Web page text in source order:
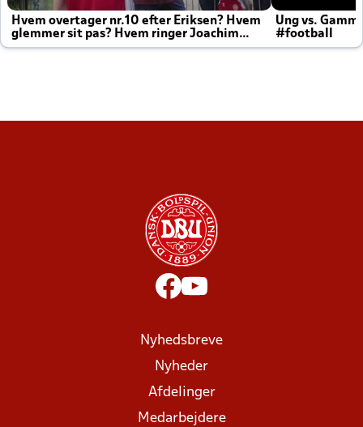
Hvem overtager nr.10 efter Eriksen? Hvem
glemmer sit pas? Hvem ringer Joachim
altid til efter kampe?
Ung vs.
#football
Nyhedsbreve
Nyheder
Afdelinger
Medarbejdere